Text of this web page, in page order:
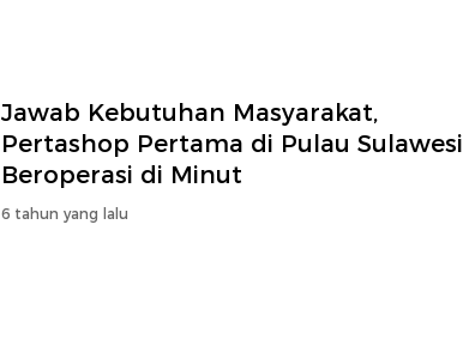
Jawab Kebutuhan Masyarakat,
Pertashop Pertama di Pulau Sulawesi
Beroperasi di Minut
6 tahun yang lalu